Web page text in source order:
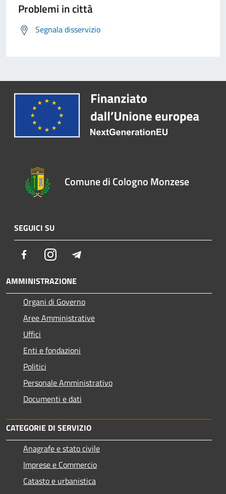
Problemi in città
Segnala disservizio
Comune di Cologno Monzese
SEGUICI SU
FacebookInstagram
AMMINISTRAZIONE
Organi di Governo
Aree Amministrative
Uffici
Enti e fondazioni
Politici
Personale Amministrativo
Documenti e dati
CATEGORIE DI SERVIZIO
Anagrafe e stato civile
Imprese e Commercio
Catasto e urbanistica